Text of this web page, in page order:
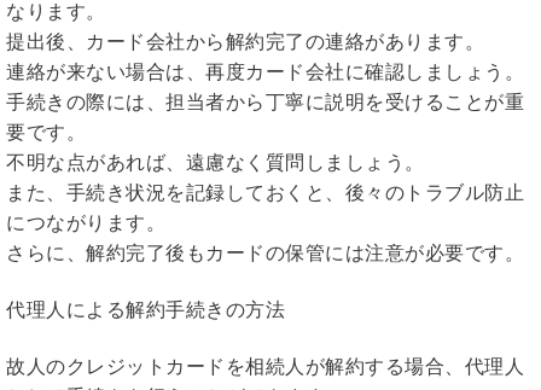
なります。
提出後、カード会社から解約完了の連絡があります。
連絡が来ない場合は、再度カード会社に確認しましょう。
手続きの際には、担当者から丁寧に説明を受けることが重
要です。
不明な点があれば、遠慮なく質問しましょう。
また、手続き状況を記録しておくと、後々のトラブル防止
につながります。
さらに、解約完了後もカードの保管には注意が必要です。
代理人による解約手続きの方法
故人のクレジットカードを相続人が解約する場合、代理人